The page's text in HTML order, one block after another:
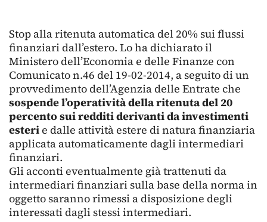
Stop alla ritenuta automatica del 20% sui flussi
finanziari dall’estero. Lo ha dichiarato il
Ministero dell’Economia e delle Finanze con
Comunicato n.46 del 19-02-2014, a seguito di un
provvedimento dell’Agenzia delle Entrate che
sospende l’operatività della ritenuta del 20
percento sui redditi derivanti da investimenti
esterie dalle attività estere di natura finanziaria
applicata automaticamente dagli intermediari
finanziari.
Gli acconti eventualmente già trattenuti da
intermediari finanziari sulla base della norma in
oggetto saranno rimessi a disposizione degli
interessati dagli stessi intermediari.